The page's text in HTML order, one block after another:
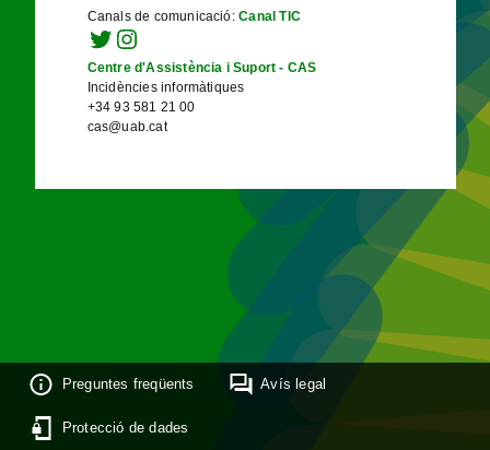
Canals de comunicació:Canal TIC
Centre d'Assistència i Suport - CAS
Incidències informàtiques
+34 93 581 21 00
cas@uab.cat
Preguntes freqüents Avís legal
Protecció de dades